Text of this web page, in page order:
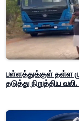
பள்ளத்துக்குள் தள்ள
தடுத்து நிறுத்திய